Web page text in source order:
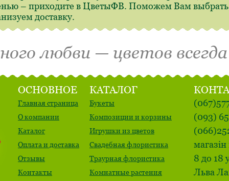
– приходите в ЦветыФВ. Поможем Вам
доставку.
любви — цветов
ОСНОВНОЕ
Главная страница
О компании
Каталог
Оплата и доставка
Отзывы
Контакты
КАТАЛОГ
Букеты
Композиции и корзины
Игрушки из цветов
Свадебная флористика
Траурная флористика
Комнатные растения
(093)
8 до 18
Льва